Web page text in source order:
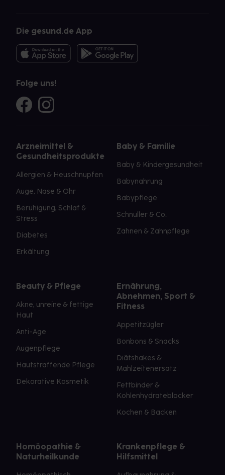
Die gesund.de App
Folge uns!
Arzneimittel &
Gesundheitsprodukte
Allergien & Heuschnupfen
Auge, Nase & Ohr
Beruhigung, Schlaf &
Stress
Diabetes
Erkältung
Baby & Familie
Baby & Kindergesundheit
Babynahrung
Babypflege
Schnuller & Co.
Zahnen & Zahnpflege
Beauty & Pflege
Akne, unreine & fettige
Haut
Anti-Age
Augenpflege
Hautstraffende Pflege
Dekorative Kosmetik
Ernährung,
Abnehmen, Sport &
Fitness
Appetitzügler
Bonbons & Snacks
Diätshakes &
Mahlzeitenersatz
Fettbinder &
Kohlenhydrateblocker
Kochen & Backen
Homöopathie &
Naturheilkunde
Krankenpflege &
Hilfsmittel